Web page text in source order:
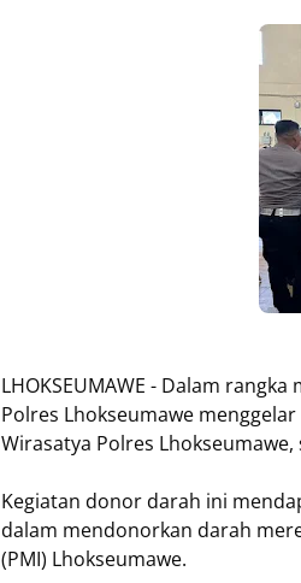
LHOKSEUMAWE - Dalam
Polres Lhokseumawe
Wirasatya Polres
Kegiatan donor darah ini
dalam mendonorkan darah
(PMI) Lhokseumawe.